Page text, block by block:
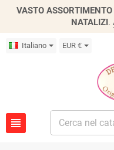
VASTO
NATALIZI.
Italiano EUR €
view_headline